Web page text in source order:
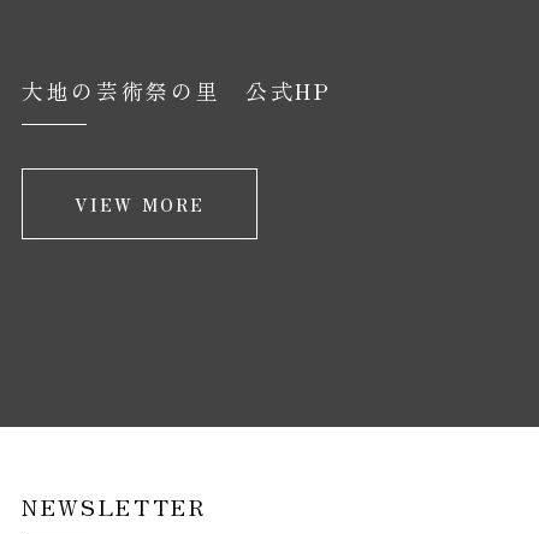
大地の芸術祭の里 公式HP
VIEW MORE
NEWSLETTER